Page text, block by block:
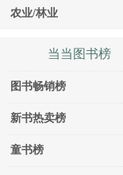
农业/林业
当当图书榜
图书畅销榜
新书热卖榜
童书榜